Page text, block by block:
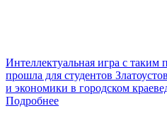
Интеллектуальная игра с
прошла для студентов
и экономики в городском
Подробнее